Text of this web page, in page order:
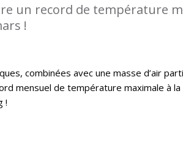
un record de température
!
combinées avec une masse d’air
mensuel de température maximale à
!